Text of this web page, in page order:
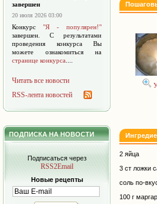
завершен
20 июля 2026 03:00
Конкурс "Я - популярен!"
завершен. С результатами
проведения конкурса Вы
можете ознакомиться на
странице конкурса
Читать все новости
RSS-лента новостей
ПОДПИСКА НА НОВОСТИ
Подписаться через
RSS2Email
Новые рецепты
2 яйца
3 ст ложки
соль по-
100 г